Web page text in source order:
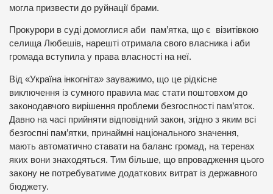
могла призвести до руйнації брами.
Прокурори в суді домоглися аби пам’ятка, що є візитівкою
селища Любешів, нарешті отримала свого власника і аби
громада вступила у права власності на неї.
Від «Україна інкогніта» зауважимо, що це рідкісне
виключення із сумного правила має стати поштовхом до
законодавчого вирішення проблеми безгоспності пам’яток.
Давно на часі прийняти відповідний закон, згідно з яким всі
безгоспні пам’ятки, принаймні національного значення,
мають автоматично ставати на баланс громад, на теренах
яких вони знаходяться. Тим більше, що впровадження цього
закону не потребуватиме додаткових витрат із державного
бюджету.